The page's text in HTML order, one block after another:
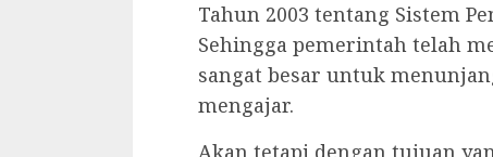
Tahun 2003 tentang Sistem
Sehingga pemerintah telah
sangat besar untuk
mengajar.